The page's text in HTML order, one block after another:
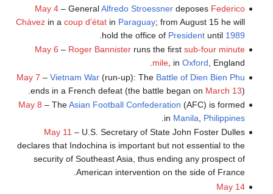
May 4– GeneralAlfredo Stroessnerdeposes Federico
Chávezin a coup d'étatin Paraguay; from August 15 he will
hold the office of Presidentuntil 1989
May 6 – Roger Bannisterruns the first sub-four minute
mile, in Oxford , England.
May 7 – Vietnam War(run-up): The Battle of Dien Bien Phu
ends in a French defeat (the battle began on March 13).
May 8 – TheAsian Football Confederation (AFC) is formed
in Manila Philippines
May 11 – U.S. Secretary of State John Foster Dulles
declares that Indochina is important but not essential to the
security of Southeast Asia, thus ending any prospect of
American intervention on the side of France.
May 14